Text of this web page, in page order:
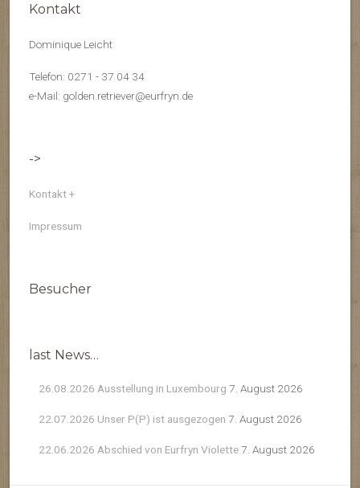
Kontakt
Dominique Leicht
Telefon: 0271 - 37 04 34
e-Mail: golden.retriever@eurfryn.de
->
Kontakt +
Impressum
Besucher
last News…
26.08.2026 Ausstellung in Luxembourg 7. August 2026
22.07.2026 Unser P(P) ist ausgezogen 7. August 2026
22.06.2026 Abschied von Eurfryn Violette7. August 2026